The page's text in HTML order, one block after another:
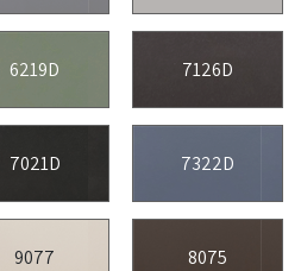
7126D
6219D
7322D
7021D
8075
9077